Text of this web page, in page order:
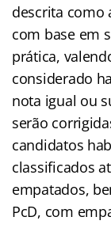
descrita como
com base em
prática,
considerado
nota igual ou
serão
candidatos
classificados
empatados,
PcD, com